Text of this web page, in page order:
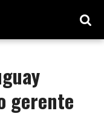
gerente